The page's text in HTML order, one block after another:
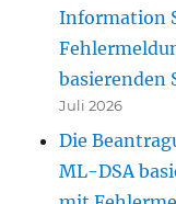
Information
basierenden
Juli 2026
Die
ML-DSA